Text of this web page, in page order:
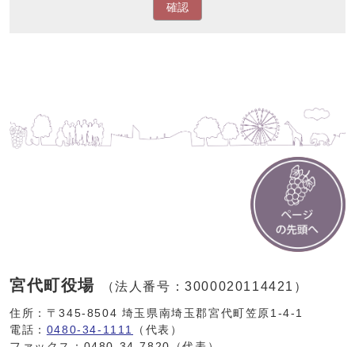
確認
宮代町役場 （法人番号：3000020114421）
住所：〒345-8504 埼玉県南埼玉郡宮代町笠原1-4-1
電話： 0480-34-1111
（代表）